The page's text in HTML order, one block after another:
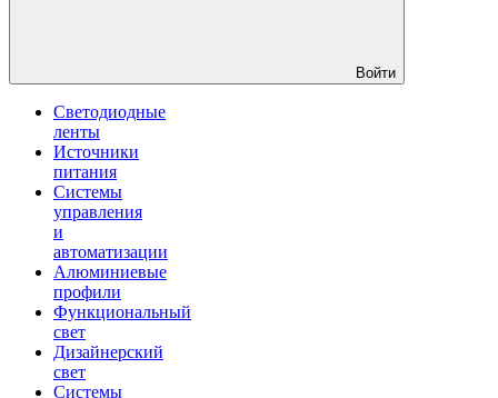
Войти
Светодиодные
ленты
Источники
питания
Системы
управления
и
автоматизации
Алюминиевые
профили
Функциональный
свет
Дизайнерский
свет
Системы